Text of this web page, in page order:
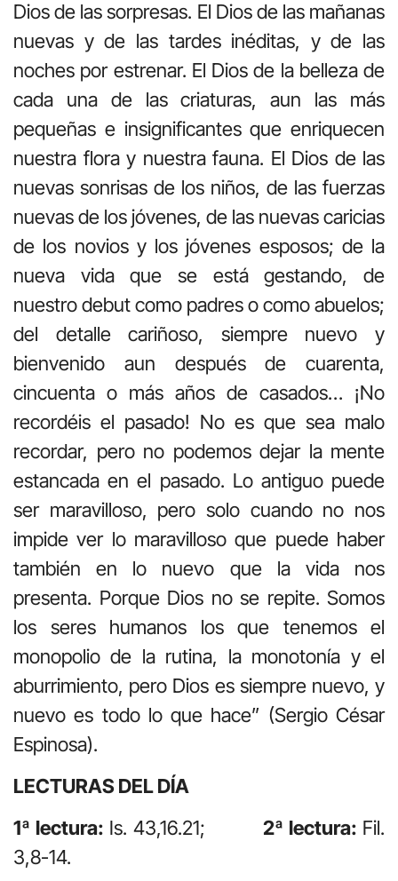
Dios de las sorpresas. El Dios de las mañanas
nuevas y de las tardes inéditas, y de las
noches por estrenar. El Dios de la belleza de
cada una de las criaturas, aun las más
pequeñas e insignificantes que enriquecen
nuestra flora y nuestra fauna. El Dios de las
nuevas sonrisas de los niños, de las fuerzas
nuevas de los jóvenes, de las nuevas caricias
de los novios y los jóvenes esposos; de la
nueva vida que se está gestando, de
nuestro debut como padres o como abuelos;
del detalle cariñoso, siempre nuevo y
bienvenido aun después de cuarenta,
cincuenta o más años de casados… ¡No
recordéis el pasado! No es que sea malo
recordar, pero no podemos dejar la mente
estancada en el pasado. Lo antiguo puede
ser maravilloso, pero solo cuando no nos
impide ver lo maravilloso que puede haber
también en lo nuevo que la vida nos
presenta. Porque Dios no se repite. Somos
los seres humanos los que tenemos el
monopolio de la rutina, la monotonía y el
aburrimiento, pero Dios es siempre nuevo, y
nuevo es todo lo que hace” (Sergio César
Espinosa).
LECTURAS DEL DÍA
1ª lectura: Is. 43,16.21; 2ª lectura: Fil.
3,8-14.